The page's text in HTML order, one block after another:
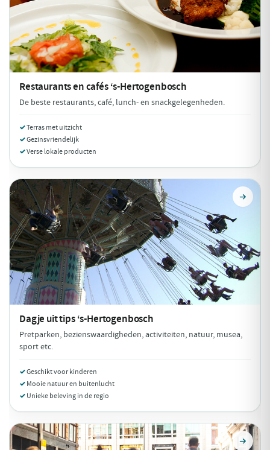
Restaurants en cafés‘s-Hertogenbosch
De beste restaurants, café, lunch- en snackgelegenheden.
Terras met uitzicht
Gezinsvriendelijk
Verse lokale producten
Dagje uit tips‘s-Hertogenbosch
Pretparken, bezienswaardigheden, activiteiten, natuur, musea,
sport etc.
Geschikt voor kinderen
Mooie natuur en buitenlucht
Unieke beleving in de regio